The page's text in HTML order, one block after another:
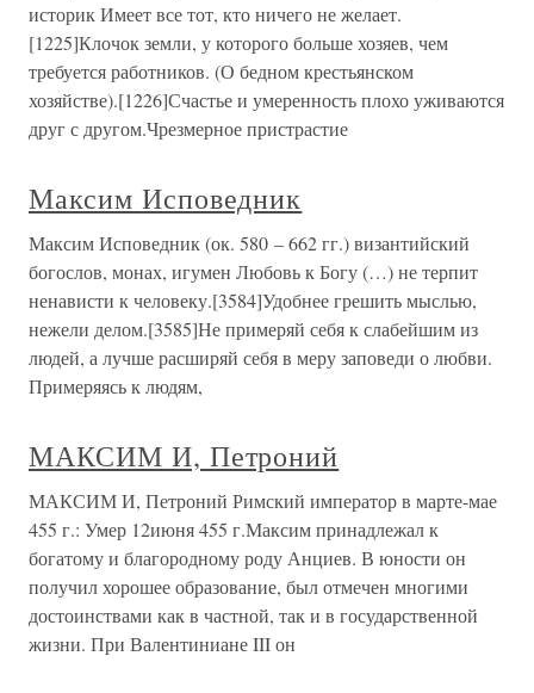
историк Имеет все тот, кто ничего не желает.
[1225]Клочок земли, у которого больше хозяев, чем
требуется работников. (О бедном крестьянском
хозяйстве).[1226]Счастье и умеренность плохо уживаются
друг с другом.Чрезмерное пристрастие
Максим Исповедник
Максим Исповедник (ок. 580 – 662 гг.) византийский
богослов, монах, игумен Любовь к Богу (…) не терпит
ненависти к человеку.[3584]Удобнее грешить мыслью,
нежели делом.[3585]Не примеряй себя к слабейшим из
людей, а лучше расширяй себя в меру заповеди о любви.
Примеряясь к людям,
МАКСИМ И, Петроний
МАКСИМ И, Петроний Римский император в марте-мае
455 г.: Умер 12июня 455 г.Максим принадлежал к
богатому и благородному роду Анциев. В юности он
получил хорошее образование, был отмечен многими
достоинствами как в частной, так и в государственной
жизни. При Валентиниане III он